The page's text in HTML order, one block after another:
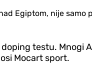
Egiptom, nije samo
testu. Mnogi
Mocart sport.